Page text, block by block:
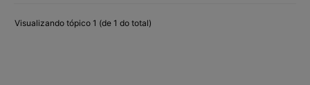
Visualizando tópico 1 (de 1 do total)